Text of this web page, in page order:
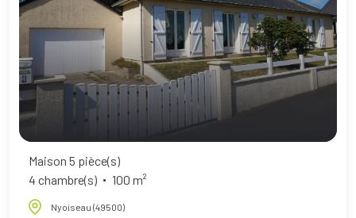
Maison 5 pièce(s)
4 chambre(s)
100 m²
Nyoiseau (49500)